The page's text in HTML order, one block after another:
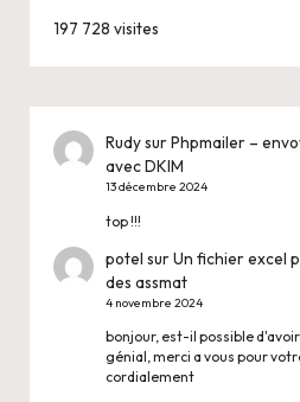
197 728 visites
RudysurPhpmailer –
avec DKIM
13 décembre 2024
top !!!
potel surUn fichier excel
des assmat
4 novembre 2024
bonjour, est-il possible
génial, merci a vous pour
cordialement